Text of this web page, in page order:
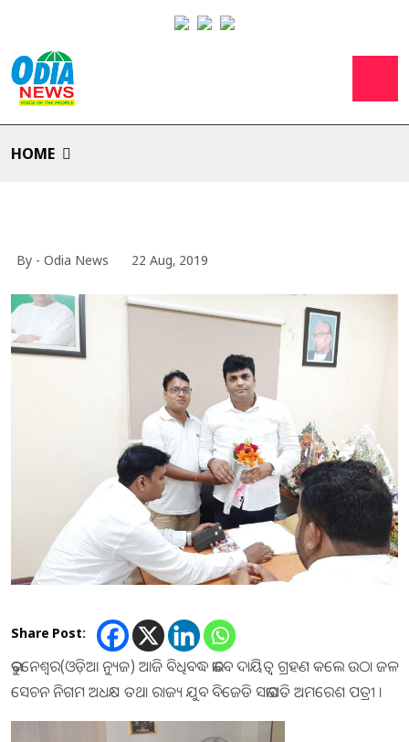
HOME
By - Odia News 22 Aug, 2019
Share Post:
ଭୁବନେଶ୍ବର(ଓଡ଼ିଆ ନ୍ୟୁଜ) ଆଜି ବିଧିବଦ୍ଧ ଭାବେ ଦାୟିତ୍ବ ଗ୍ରହଣ କଲେ ଉଠା ଜଳ
ସେଚନ ନିଗମ ଅଧକ୍ଷ ତଥା ରାଜ୍ୟ ଯୁବ ବିଜେଡି ସଭାପତି ଅମରେଶ ପତ୍ରୀ ।